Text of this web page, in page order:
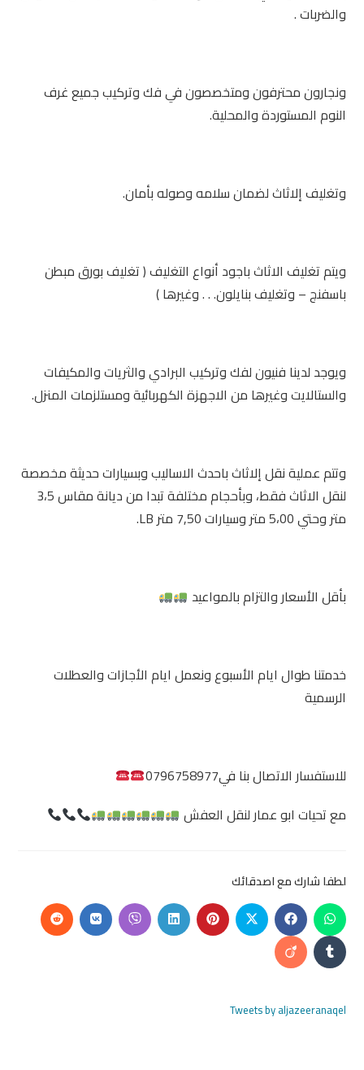
والضربات .
ونجارون محترفون ومتخصصون في فك وتركيب جميع غرف
النوم المستوردة والمحلية.
وتغليف إلاثاث لضمان سلامه وصوله بأمان.
ويتم تغليف الاثاث باجود أنواع التغليف ( تغليف بورق مبطن
باسفنج – وتغليف بنايلون. . . وغيرها )
ويوجد لدينا فنيون لفك وتركيب البرادي والثريات والمكيفات
والستالايت وغيرها من الاجهزة الكهربائية ومستلزمات المنزل.
وتتم عملية نقل إلاثاث باحدث الاساليب وبسيارات حديثة مخصصة
لنقل الاثاث فقط، وبأحجام مختلفة تبدا من ديانة مقاس 3،5
متر وحتي 5،00 متر وسيارات 7,50 متر LB.
بأقل الأسعار والتزام بالمواعيد
خدمتنا طوال ايام الأسبوع ونعمل ايام الأجازات والعطلات
الرسمية
للاستفسار الاتصال بنا في0796758977
مع تحيات ابو عمار لنقل العفش
لطفا شارك مع اصدقائك
Tweets by aljazeeranaqel